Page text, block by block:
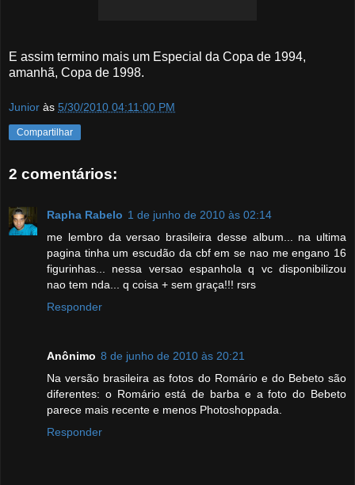
E assim termino mais um Especial da Copa de 1994,
amanhã, Copa de 1998.
Junior às 5/30/2010 04:11:00 PM
Compartilhar
2 comentários:
Rapha Rabelo 1 de junho de 2010 às 02:14
me lembro da versao brasileira desse album... na ultima
pagina tinha um escudão da cbf em se nao me engano 16
figurinhas... nessa versao espanhola q vc disponibilizou
nao tem nda... q coisa + sem graça!!! rsrs
Responder
Anônimo 8 de junho de 2010 às 20:21
Na versão brasileira as fotos do Romário e do Bebeto são
diferentes: o Romário está de barba e a foto do Bebeto
parece mais recente e menos Photoshoppada.
Responder